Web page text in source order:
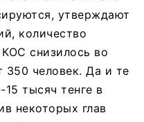
утверждают
количество
снизилось во
350 человек. Да и те
тысяч тенге в
некоторых глав